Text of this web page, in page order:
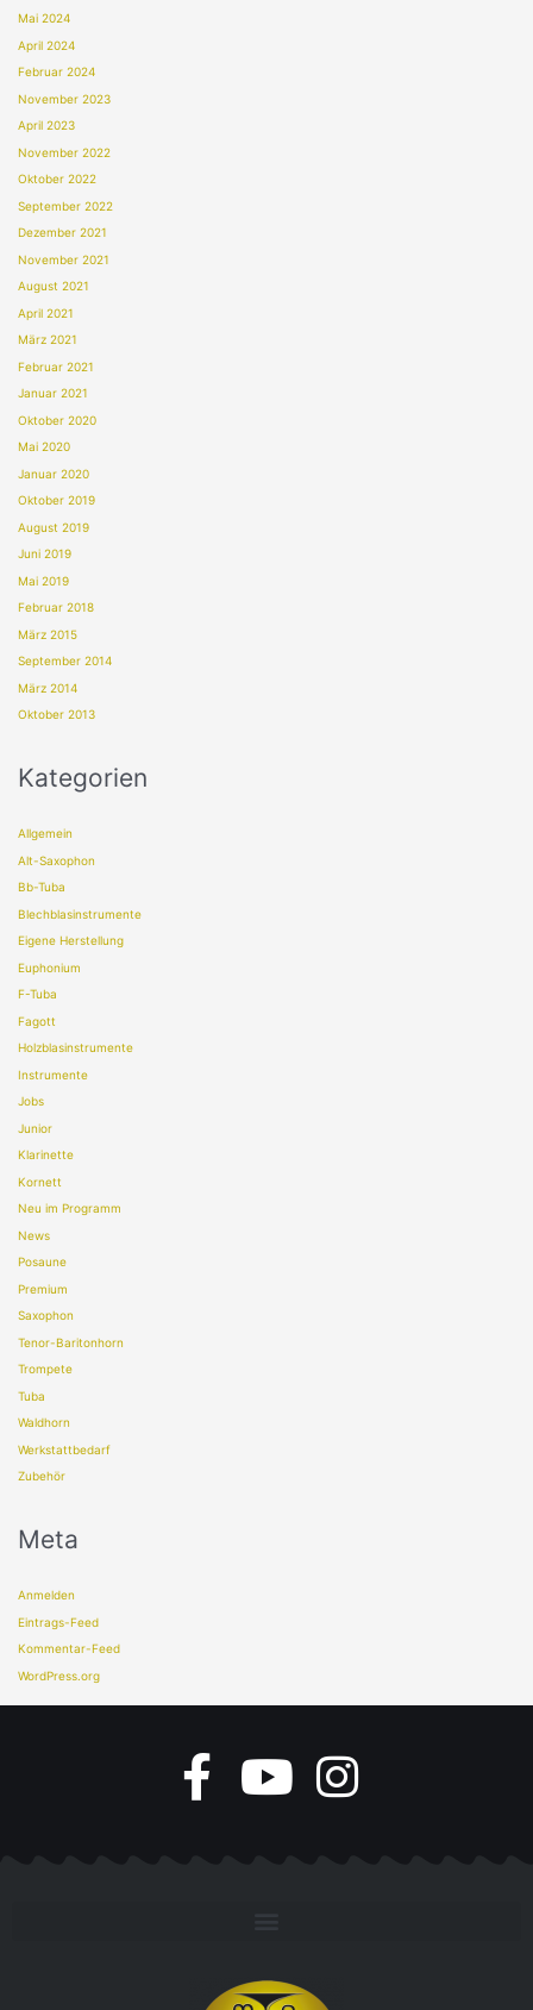
Mai 2024
April 2024
Februar 2024
November 2023
April 2023
November 2022
Oktober 2022
September 2022
Dezember 2021
November 2021
August 2021
April 2021
März 2021
Februar 2021
Januar 2021
Oktober 2020
Mai 2020
Januar 2020
Oktober 2019
August 2019
Juni 2019
Mai 2019
Februar 2018
März 2015
September 2014
März 2014
Oktober 2013
Kategorien
Allgemein
Alt-Saxophon
Bb-Tuba
Blechblasinstrumente
Eigene Herstellung
Euphonium
F-Tuba
Fagott
Holzblasinstrumente
Instrumente
Jobs
Junior
Klarinette
Kornett
Neu im Programm
News
Posaune
Premium
Saxophon
Tenor-Baritonhorn
Trompete
Tuba
Waldhorn
Werkstattbedarf
Zubehör
Meta
Anmelden
Eintrags-Feed
Kommentar-Feed
WordPress.org